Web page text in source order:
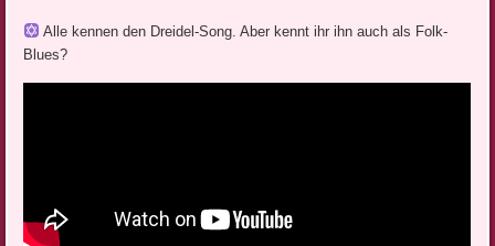
Alle kennen den Dreidel-Song. Aber kennt ihr ihn auch als Folk-
Blues?